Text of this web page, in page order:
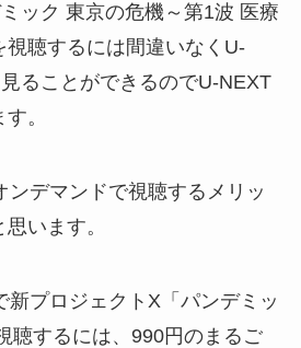
ック 東京の危機～第1波 医療
聴するには間違いなくU-
ることができるのでU-NEXT
。
ンデマンドで視聴するメリッ
います。
新プロジェクトX「パンデミッ
聴するには、990円のまるご